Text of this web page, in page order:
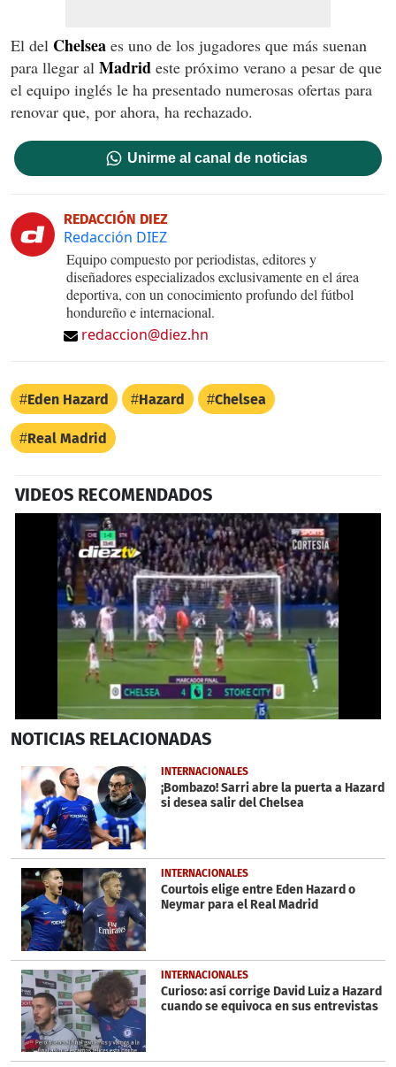
El del Chelsea es uno de los jugadores que más suenan
para llegar al Madrid este próximo verano a pesar de que
el equipo inglés le ha presentado numerosas ofertas para
renovar que, por ahora, ha rechazado.
Unirme al canal de noticias
REDACCIÓN DIEZ
Redacción DIEZ
Equipo compuesto por periodistas, editores y
diseñadores especializados exclusivamente en el área
deportiva, con un conocimiento profundo del fútbol
hondureño e internacional.
redaccion@diez.hn
Eden Hazard Hazard Chelsea
Real Madrid
VIDEOS RECOMENDADOS
seconds
1
minute,
53
seconds
NOTICIAS RELACIONADAS
INTERNACIONALES
¡Bombazo! Sarri abre la puerta a Hazard
si desea salir del Chelsea
INTERNACIONALES
Courtois elige entre Eden Hazard o
Neymar para el Real Madrid
INTERNACIONALES
Curioso: así corrige David Luiz a Hazard
cuando se equivoca en sus entrevistas